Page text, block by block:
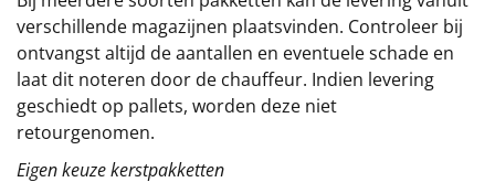
verschillende magazijnen plaatsvinden. Controleer bij
ontvangst altijd de aantallen en eventuele schade en
laat dit noteren door de chauffeur. Indien levering
geschiedt op pallets, worden deze niet
retourgenomen.
Eigen keuze kerstpakketten